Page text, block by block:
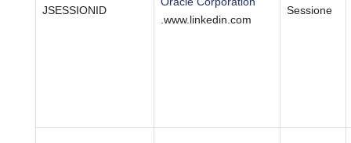
JSESSIONID
.www.linkedin.com
Sessione